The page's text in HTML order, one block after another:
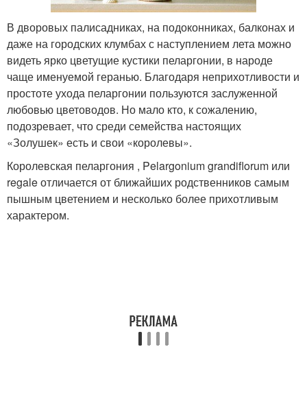
В дворовых палисадниках, на подоконниках, балконах и
даже на городских клумбах с наступлением лета можно
видеть ярко цветущие кустики пеларгонии, в народе
чаще именуемой геранью. Благодаря неприхотливости и
простоте ухода пеларгонии пользуются заслуженной
любовью цветоводов. Но мало кто, к сожалению,
подозревает, что среди семейства настоящих
«Золушек» есть и свои «королевы».
Королевская пеларгония , Pelargonium grandiflorum или
regale отличается от ближайших родственников самым
пышным цветением и несколько более прихотливым
характером.